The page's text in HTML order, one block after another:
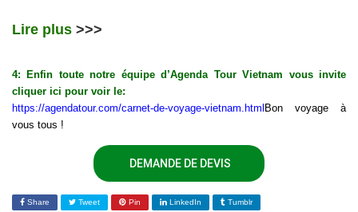
Lire plus >>>
4: Enfin toute notre équipe d’Agenda Tour Vietnam vous invite
cliquer ici pour voir le:
https://agendatour.com/carnet-de-voyage-vietnam.html Bon voyage à
vous tous !
DEMANDE DE DEVIS
Share Tweet Pin LinkedIn Tumblr